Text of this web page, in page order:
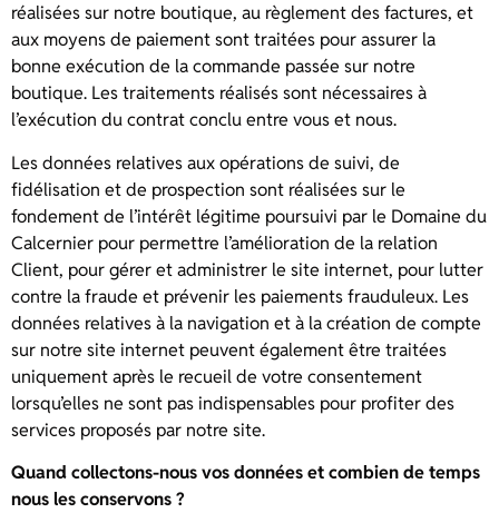
réalisées sur notre boutique, au règlement des factures, et
aux moyens de paiement sont traitées pour assurer la
bonne exécution de la commande passée sur notre
boutique. Les traitements réalisés sont nécessaires à
l’exécution du contrat conclu entre vous et nous.
Les données relatives aux opérations de suivi, de
fidélisation et de prospection sont réalisées sur le
fondement de l’intérêt légitime poursuivi par le Domaine du
Calcernier pour permettre l’amélioration de la relation
Client, pour gérer et administrer le site internet, pour lutter
contre la fraude et prévenir les paiements frauduleux. Les
données relatives à la navigation et à la création de compte
sur notre site internet peuvent également être traitées
uniquement après le recueil de votre consentement
lorsqu’elles ne sont pas indispensables pour profiter des
services proposés par notre site.
Quand collectons-nous vos données et combien de temps
nous les conservons ?